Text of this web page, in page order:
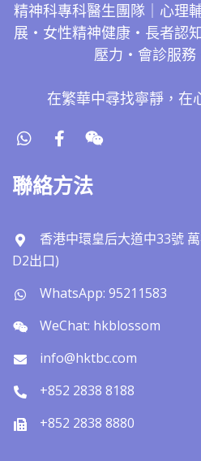
精神科專科醫生團隊｜心理
展・女性精神健康・長者認
壓力・會診服務
在繁華中尋找寧靜，在
聯絡方法
香港中環皇后大道中33號
D2出口)
WhatsApp: 95211583
WeChat: hkblossom
info@hktbc.com
+852 2838 8188
+852 2838 8880